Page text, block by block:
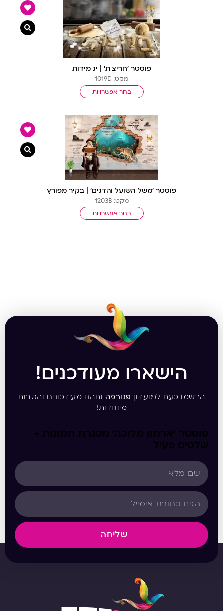
פוסטר ‘חריצות’ | יג מידות
מקט: 1019D
בחר אפשרויות
צפייה
פוסטר ‘משל השועל והדגים’ | בקיר מפורץ
מקט: 1203B
בחר אפשרויות
צפייה
הישארו מעודכנים!
הרשמו כעת למועדון פנורמה ותהנו מעידכונים והטבות
מיוחדות!
פוסטר ‘ארמון מלוכה’ מסגרת תמונות +
שלטים פעיל
שליחה